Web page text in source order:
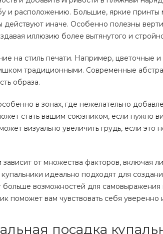
и расположению. Большие, яркие принты
действуют иначе. Особенно полезны
иллюзию более вытянутого и
на стиль печати. Например, цветочные
традиционными. Современные
образа.
в зонах, где нежелательно
стать вашим союзником, если нужно
визуально увеличить грудь, если это
от множества факторов, включая
идеально подходят для
больше возможностей для
поможет вам чувствовать себя уверенно
посадка